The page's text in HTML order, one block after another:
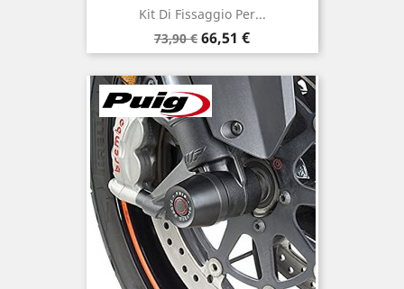
Kit Di Fissaggio Per...
Prezzo
base
73,90 € Prezzo
66,51 €